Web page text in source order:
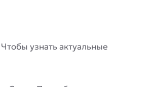
узнать актуальные